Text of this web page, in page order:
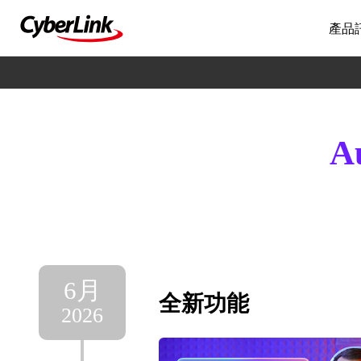
產品
6月
2026 全新功能